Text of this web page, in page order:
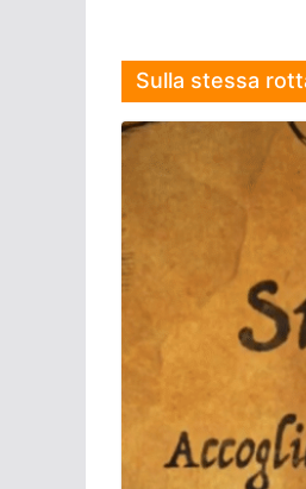
Sulla stessa